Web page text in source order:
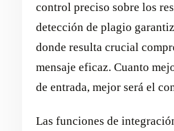
control preciso sobre los
detección de plagio
donde resulta crucial
mensaje eficaz. Cuanto
de entrada, mejor será el
Las funciones de